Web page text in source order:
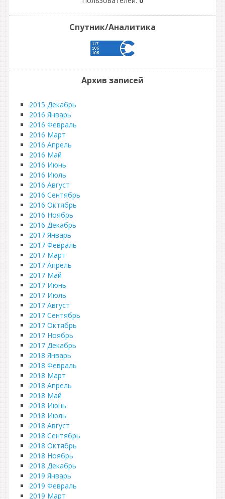
Спутник/Аналитика
Архив записей
2015 Декабрь
2016 Январь
2016 Февраль
2016 Март
2016 Апрель
2016 Май
2016 Июнь
2016 Июль
2016 Август
2016 Сентябрь
2016 Октябрь
2016 Ноябрь
2016 Декабрь
2017 Январь
2017 Февраль
2017 Март
2017 Апрель
2017 Май
2017 Июнь
2017 Июль
2017 Август
2017 Сентябрь
2017 Октябрь
2017 Ноябрь
2017 Декабрь
2018 Январь
2018 Февраль
2018 Март
2018 Апрель
2018 Май
2018 Июнь
2018 Июль
2018 Август
2018 Сентябрь
2018 Октябрь
2018 Ноябрь
2018 Декабрь
2019 Январь
2019 Февраль
2019 Март